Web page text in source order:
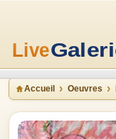
Accueil Oeuvres